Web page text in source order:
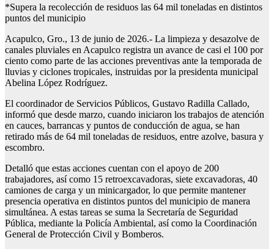
*Supera la recolección de residuos las 64 mil toneladas en distintos
puntos del municipio
Acapulco, Gro., 13 de junio de 2026.- La limpieza y desazolve de
canales pluviales en Acapulco registra un avance de casi el 100 por
ciento como parte de las acciones preventivas ante la temporada de
lluvias y ciclones tropicales, instruidas por la presidenta municipal
Abelina López Rodríguez.
El coordinador de Servicios Públicos, Gustavo Radilla Callado,
informó que desde marzo, cuando iniciaron los trabajos de atención
en cauces, barrancas y puntos de conducción de agua, se han
retirado más de 64 mil toneladas de residuos, entre azolve, basura y
escombro.
Detalló que estas acciones cuentan con el apoyo de 200
trabajadores, así como 15 retroexcavadoras, siete excavadoras, 40
camiones de carga y un minicargador, lo que permite mantener
presencia operativa en distintos puntos del municipio de manera
simultánea. A estas tareas se suma la Secretaría de Seguridad
Pública, mediante la Policía Ambiental, así como la Coordinación
General de Protección Civil y Bomberos.